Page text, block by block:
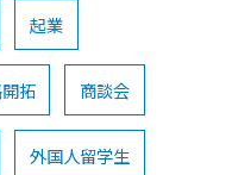
起業
拓 商談会
外国人留学生